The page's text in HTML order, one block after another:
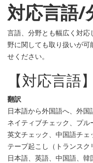
対応言語/
言語、分野とも幅広く対
野に関しても取り扱いが
せください。
【対応言語】
翻訳
日本語から外国語へ、外国
ネイティブチェック、プル
英文チェック、中国語チェ
テープ起こし（トランスク
日本語、英語、中国語、韓